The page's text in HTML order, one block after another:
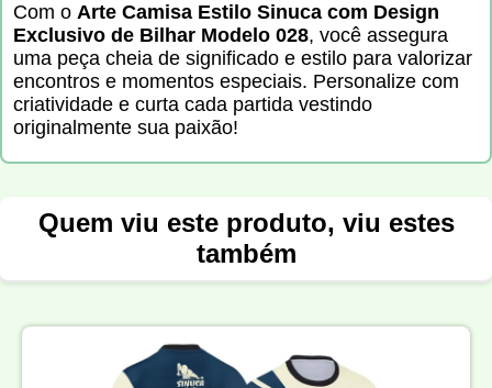
Com o Arte Camisa Estilo Sinuca com Design
Exclusivo de Bilhar Modelo 028, você assegura
uma peça cheia de significado e estilo para valorizar
encontros e momentos especiais. Personalize com
criatividade e curta cada partida vestindo
originalmente sua paixão!
Quem viu este produto, viu estes
também